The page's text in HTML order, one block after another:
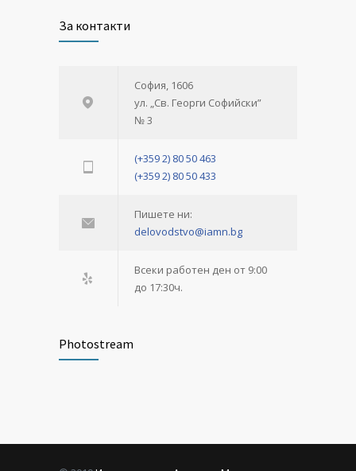
За контакти
София, 1606
ул. „Св. Георги Софийски”
№ 3
(+359 2) 80 50 463
(+359 2) 80 50 433
Пишете ни:
delovodstvo@iamn.bg
Всеки работен ден от 9:00
до 17:30ч.
Photostream